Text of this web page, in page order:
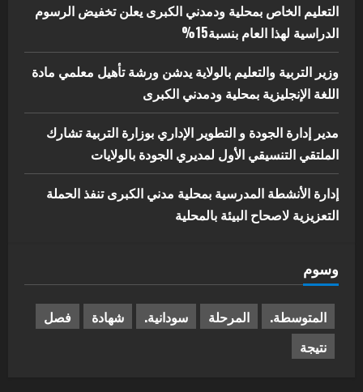
التعليم الخاص بمحلية ودمدني الكبرى يعلن تخفيض الرسوم
الدراسية لهذا العام بنسبة15%
وزير التربية والتعليم بالولاية يدشن ورشة تأهيل معلمي مادة
اللغة الإنجليزية بمحلية ودمدني الكبرى
مدير إدارة الجودة و التطوير الإداري بوزارة التربية تشارك
الملتقي التنسيقي الأول لمديري الجودة بالولايات
إدارة الأنشطة المدرسية بمحلية مدني الكبرى تنفذ الحملة
التعزيزية لاصحاح البيئة بالمحلية
وسوم
المتوسطة. المرحلة سودانية. شهادة
فصل
نتيجة